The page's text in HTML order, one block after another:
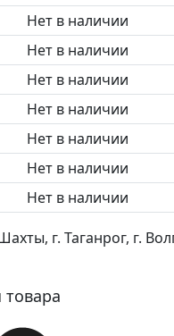
Нет в наличии
Нет в наличии
Нет в наличии
Нет в наличии
Нет в наличии
Нет в наличии
Нет в наличии
г. Таганрог, г.